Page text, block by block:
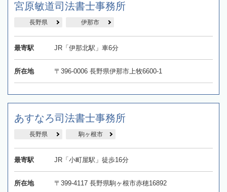
宮原敏道司法書士事務所
長野県 伊那市
最寄駅 JR「伊那北駅」車6分
所在地 〒396-0006 長野県伊那市上牧6600-1
あすなろ司法書士事務所
長野県 駒ヶ根市
最寄駅 JR「小町屋駅」徒歩16分
所在地 〒399-4117 長野県駒ヶ根市赤穂16892